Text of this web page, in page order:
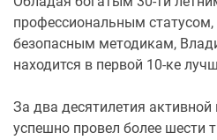
профессиональным
безопасным методикам,
находится в первой 10-ке
За два десятилетия активной
успешно провел более шести